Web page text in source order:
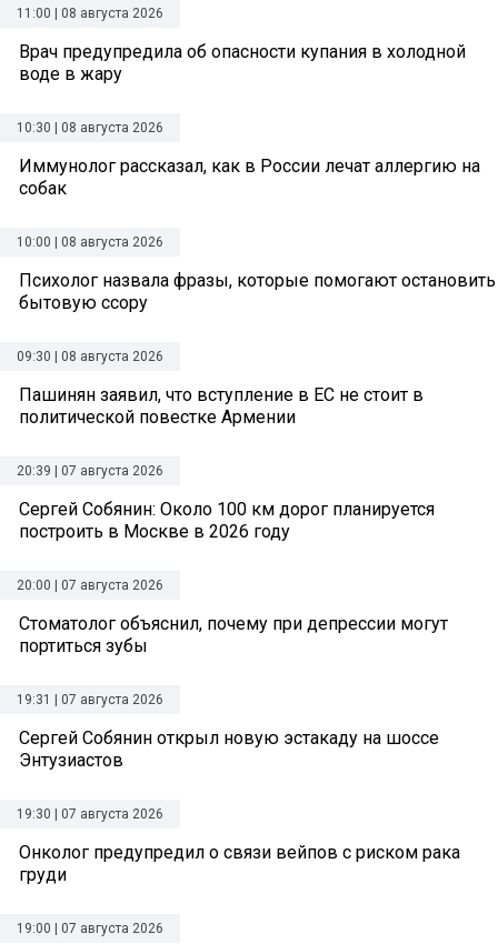
11:00 | 08 августа 2026
Врач предупредила об опасности купания в холодной
воде в жару
10:30 | 08 августа 2026
Иммунолог рассказал, как в России лечат аллергию на
собак
10:00 | 08 августа 2026
Психолог назвала фразы, которые помогают остановить
бытовую ссору
09:30 | 08 августа 2026
Пашинян заявил, что вступление в ЕС не стоит в
политической повестке Армении
20:39 | 07 августа 2026
Сергей Собянин: Около 100 км дорог планируется
построить в Москве в 2026 году
20:00 | 07 августа 2026
Стоматолог объяснил, почему при депрессии могут
портиться зубы
19:31 | 07 августа 2026
Сергей Собянин открыл новую эстакаду на шоссе
Энтузиастов
19:30 | 07 августа 2026
Онколог предупредил о связи вейпов с риском рака
груди
19:00 | 07 августа 2026